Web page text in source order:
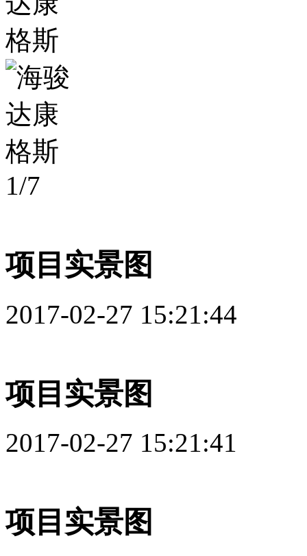
1/7
项目实景图
2017-02-27 15:21:44
项目实景图
2017-02-27 15:21:41
项目实景图